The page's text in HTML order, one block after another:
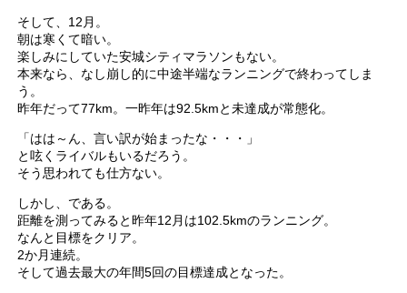
そして、12月。
朝は寒くて暗い。
楽しみにしていた安城シティマラソンもない。
本来なら、なし崩し的に中途半端なランニングで終わってしま
う。
昨年だって77km。一昨年は92.5kmと未達成が常態化。
「はは～ん、言い訳が始まったな・・・」
と呟くライバルもいるだろう。
そう思われても仕方ない。
しかし、である。
距離を測ってみると昨年12月は102.5kmのランニング。
なんと目標をクリア。
2か月連続。
そして過去最大の年間5回の目標達成となった。